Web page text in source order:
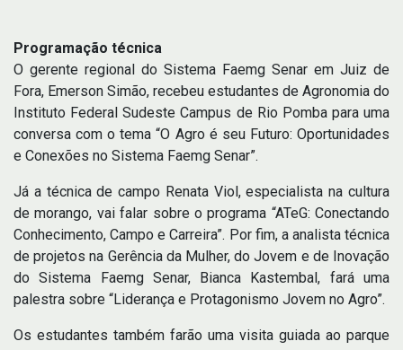
Programação técnica
O gerente regional do Sistema Faemg Senar em Juiz de
Fora, Emerson Simão, recebeu estudantes de Agronomia do
Instituto Federal Sudeste Campus de Rio Pomba para uma
conversa com o tema “O Agro é seu Futuro: Oportunidades
e Conexões no Sistema Faemg Senar”.
Já a técnica de campo Renata Viol, especialista na cultura
de morango, vai falar sobre o programa “ATeG: Conectando
Conhecimento, Campo e Carreira”. Por fim, a analista técnica
de projetos na Gerência da Mulher, do Jovem e de Inovação
do Sistema Faemg Senar, Bianca Kastembal, fará uma
palestra sobre “Liderança e Protagonismo Jovem no Agro”.
Os estudantes também farão uma visita guiada ao parque